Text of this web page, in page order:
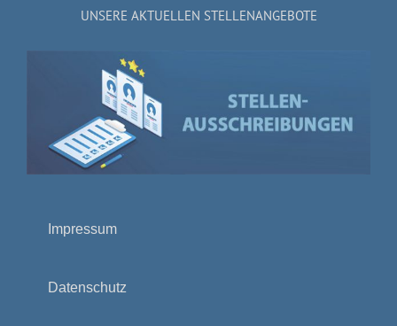
UNSERE AKTUELLEN STELLENANGEBOTE
Impressum
Datenschutz